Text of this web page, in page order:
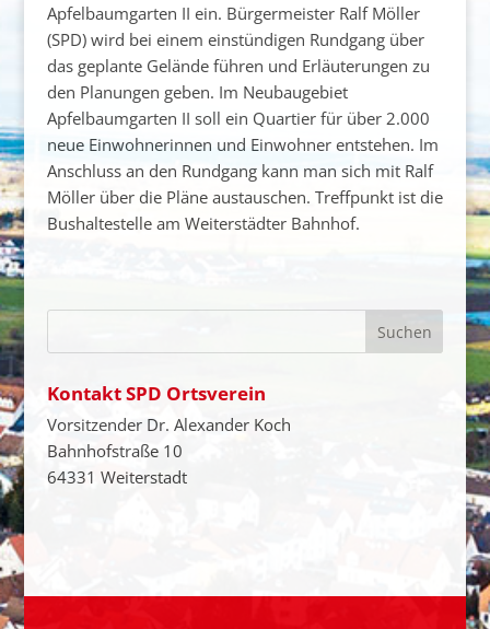
Apfelbaumgarten II ein. Bürgermeister Ralf Möller
(SPD) wird bei einem einstündigen Rundgang über
das geplante Gelände führen und Erläuterungen zu
den Planungen geben. Im Neubaugebiet
Apfelbaumgarten II soll ein Quartier für über 2.000
neue Einwohnerinnen und Einwohner entstehen. Im
Anschluss an den Rundgang kann man sich mit Ralf
Möller über die Pläne austauschen. Treffpunkt ist die
Bushaltestelle am Weiterstädter Bahnhof.
Kontakt SPD Ortsverein
Vorsitzender Dr. Alexander Koch
Bahnhofstraße 10
64331 Weiterstadt